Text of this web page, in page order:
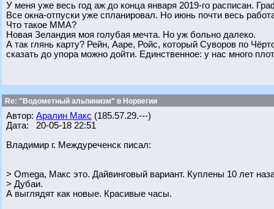
У меня уже весь год аж до конца января 2019-го расписан.
Все окна-отпуски уже спланировал. Но июнь почти весь
Что такое ММА?
Новая Зеландия моя голубая мечта. Но уж больно далеко.
А так глянь карту? Рейн, Ааре, Ройс, который Суворов по
сказать до упора можно дойти. Единственное: у нас много
Re: "Водометный альпинизм" в Норвегии
Автор: Аралин Макс (185.57.29.---)
Дата: 20-05-18 22:51
Владимир г. Междуреченск писал:
> Omega, Макс это. Дайвинговый вариант. Куплены 10 лет
> Дубаи.
А выглядят как новые. Красивые часы.